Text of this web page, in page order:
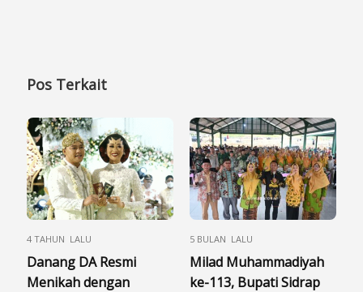
Pos Terkait
4 TAHUN LALU
Danang DA Resmi
Menikah dengan
5 BULAN LALU
Milad Muhammadiyah
ke-113, Bupati Sidrap